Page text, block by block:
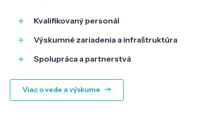
Kvalifikovaný personál
Výskumné zariadenia a infraštruktúra
Spolupráca a partnerstvá
Viac o vede a výskume